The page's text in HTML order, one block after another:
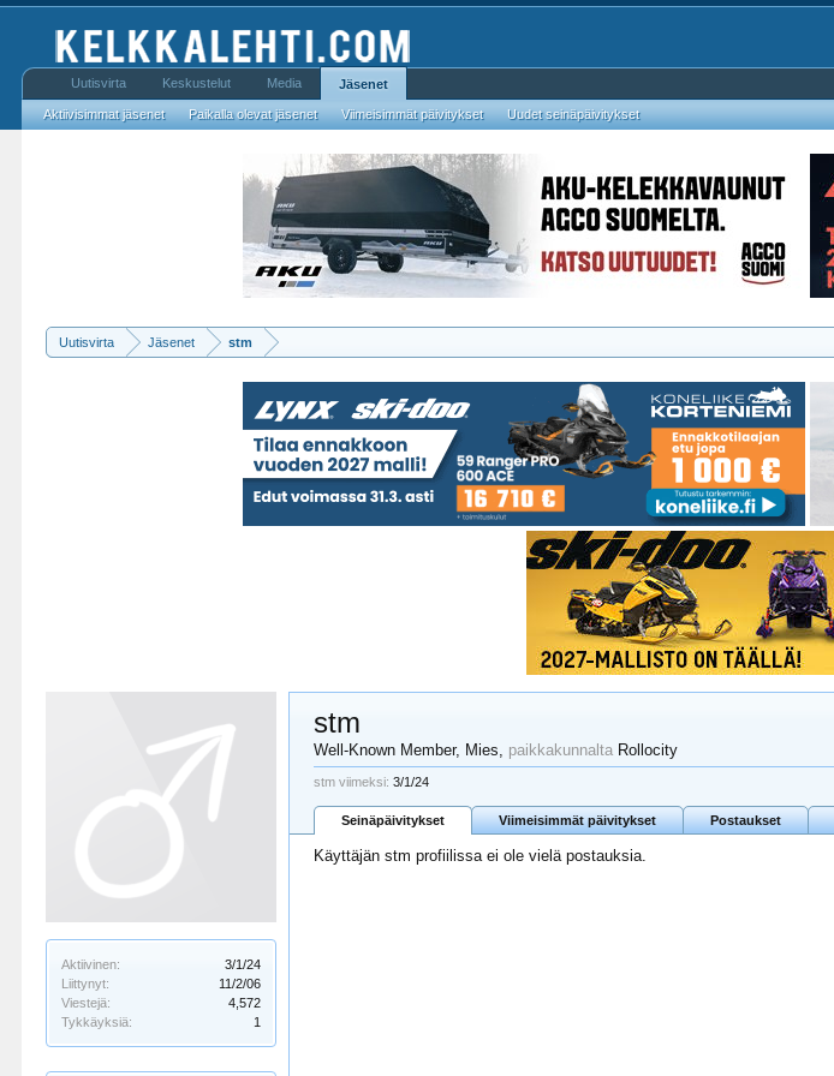
Uutisvirta Jäsenet stm
Aktiivinen:
3/1/24
Liittynyt:
11/2/06
Viestejä:
4,572
Tykkäyksiä:
1
stm
Well-Known Member, Mies, paikkakunnalta Rollocity
stm viimeksi: 3/1/24
Seinäpäivitykset Viimeisimmät päivitykset Postaukset
Käyttäjän stm profiilissa ei ole vielä postauksia.
Uutisvirta Keskustelut Media Jäsenet
Aktiivisimmat jäsenet Paikalla olevat jäsenet Viimeisimmät päivitykset Uudet seinäpäivitykset